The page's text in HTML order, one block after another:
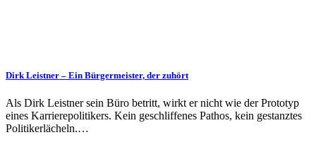
Dirk Leistner – Ein Bürgermeister, der zuhört
Als Dirk Leistner sein Büro betritt, wirkt er nicht wie der Prototyp
eines Karrierepolitikers. Kein geschliffenes Pathos, kein gestanztes
Politikerlächeln.…